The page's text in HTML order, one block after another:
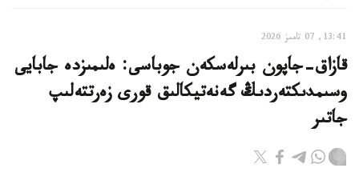
13:41, 07 تامىز 2026
قازاق-جاپون بىرلەسكەن جوباسى: ەلىمىزدە جابايى
وسىمدىكتەردىڭ گەنەتيكالىق قورى زەرتتەلىپ
جاتىر